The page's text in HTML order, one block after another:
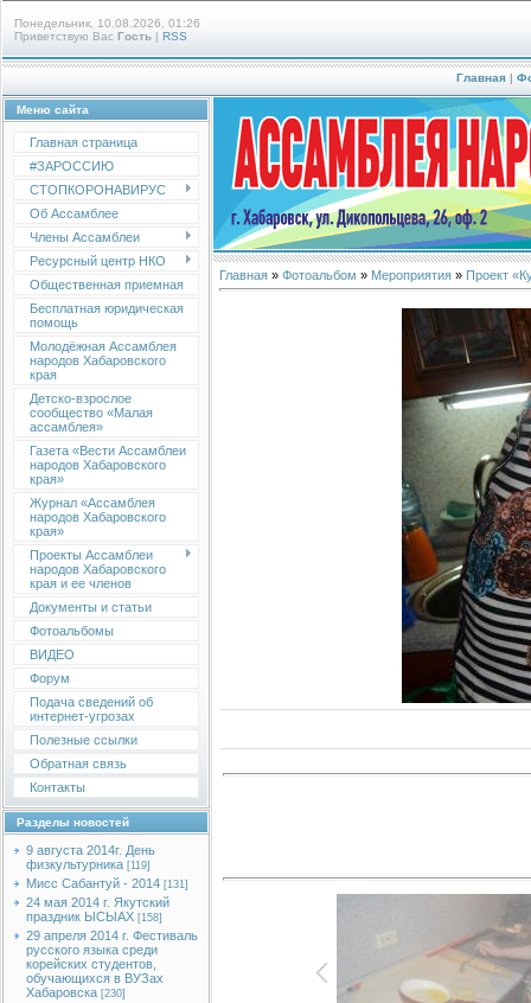
Понедельник, 10.08.2026, 01:26
Приветствую Вас Гость | RSS
Главная |
Меню сайта
Главная страница
#ЗАРОССИЮ
СТОПКОРОНАВИРУС
Об Ассамблее
Члены Ассамблеи
Ресурсный центр НКО
Общественная приемная
Бесплатная юридическая
помощь
Молодёжная Ассамблея
народов Хабаровского
края
Детско-взрослое
сообщество «Малая
ассамблея»
Газета «Вести Ассамблеи
народов Хабаровского
края»
Журнал «Ассамблея
народов Хабаровского
края»
Проекты Ассамблеи
народов Хабаровского
края и ее членов
Документы и статьи
Фотоальбомы
ВИДЕО
Форум
Подача сведений об
интернет-угрозах
Полезные ссылки
Обратная связь
Контакты
Разделы новостей
9 августа 2014г. День
физкультурника [119]
Мисс Сабантуй - 2014 [131]
24 мая 2014 г. Якутский
праздник ЫСЫАХ [158]
29 апреля 2014 г. Фестиваль
русского языка среди
корейских студентов,
обучающихся в ВУЗах
Хабаровска [230]
Главная » Фотоальбом » Мероприятия » Проект